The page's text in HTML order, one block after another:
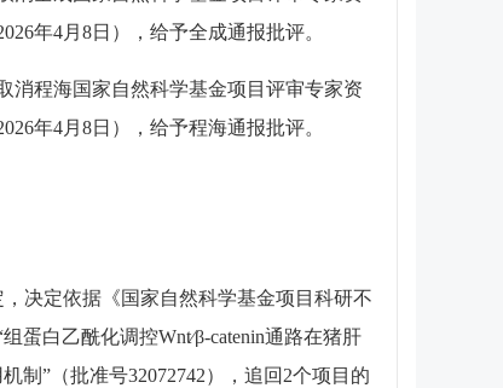
年4月8日），给予全成通报批评。
程海国家自然科学基金项目评审专家资
年4月8日），给予程海通报批评。
决定依据《国家自然科学基金项目科研不
白乙酰化调控Wnt∕β-catenin通路在猪肝
制”（批准号32072742），追回2个项目的